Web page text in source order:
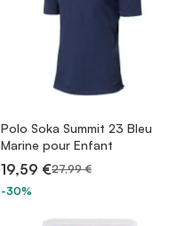
Polo Soka Summit 23 Bleu
Marine pour Enfant
19,59 €27,99 €
-30%